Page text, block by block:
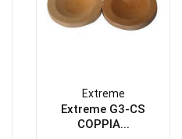
Extreme
Extreme G3-CS
COPPIA...